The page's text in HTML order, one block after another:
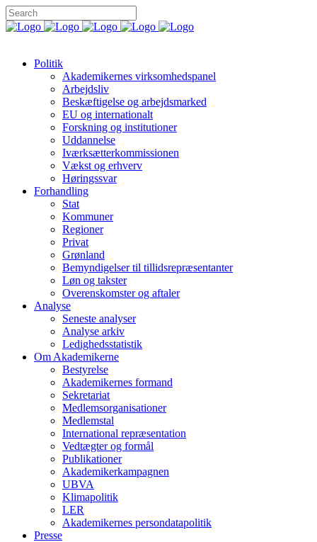
Politik
Akademikernes virksomhedspanel
Arbejdsliv
Beskæftigelse og arbejdsmarked
EU og internationalt
Forskning og institutioner
Uddannelse
Iværksætterkommissionen
Vækst og erhverv
Høringssvar
Forhandling
Stat
Kommuner
Regioner
Privat
Grønland
Bemyndigelser til tillidsrepræsentanter
Løn og takster
Overenskomster og aftaler
Analyse
Seneste analyser
Analyse arkiv
Ledighedsstatistik
Om Akademikerne
Bestyrelse
Akademikernes formand
Sekretariat
Medlemsorganisationer
Medlemstal
International repræsentation
Vedtægter og formål
Publikationer
Akademikerkampagnen
UBVA
Klimapolitik
LER
Akademikernes persondatapolitik
Presse